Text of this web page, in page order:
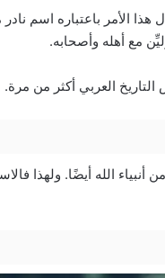
الأمر باعتباره اسم
مع أهله وأصحابه.
العربي أكثر من مرة.
الله أيضًا. ولهذا